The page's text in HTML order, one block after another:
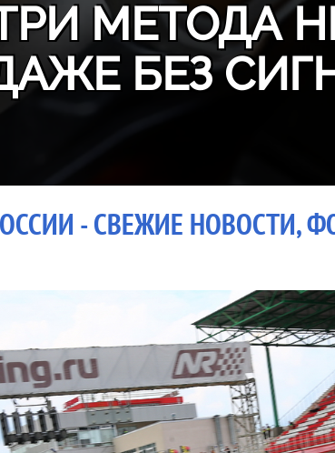
МЕТОДА
БЕЗ
- СВЕЖИЕ НОВОСТИ,